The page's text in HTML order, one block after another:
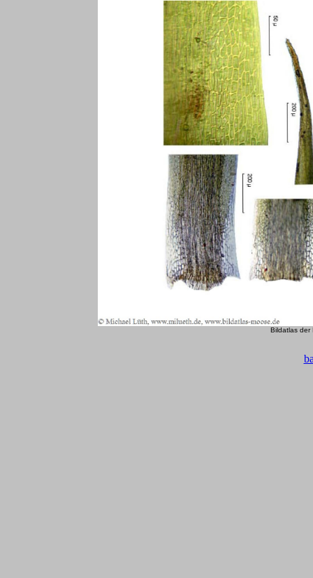
Bildatlas der